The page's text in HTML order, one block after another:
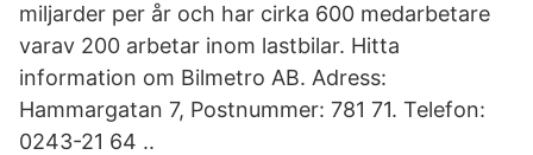
miljarder per år och har cirka 600 medarbetare
varav 200 arbetar inom lastbilar. Hitta
information om Bilmetro AB. Adress:
Hammargatan 7, Postnummer: 781 71. Telefon:
0243-21 64 ..